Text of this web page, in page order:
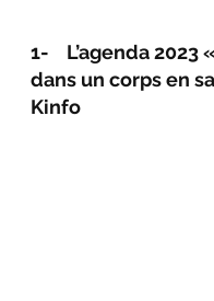
1-    L’agenda 2023
dans un corps en
Kinfo